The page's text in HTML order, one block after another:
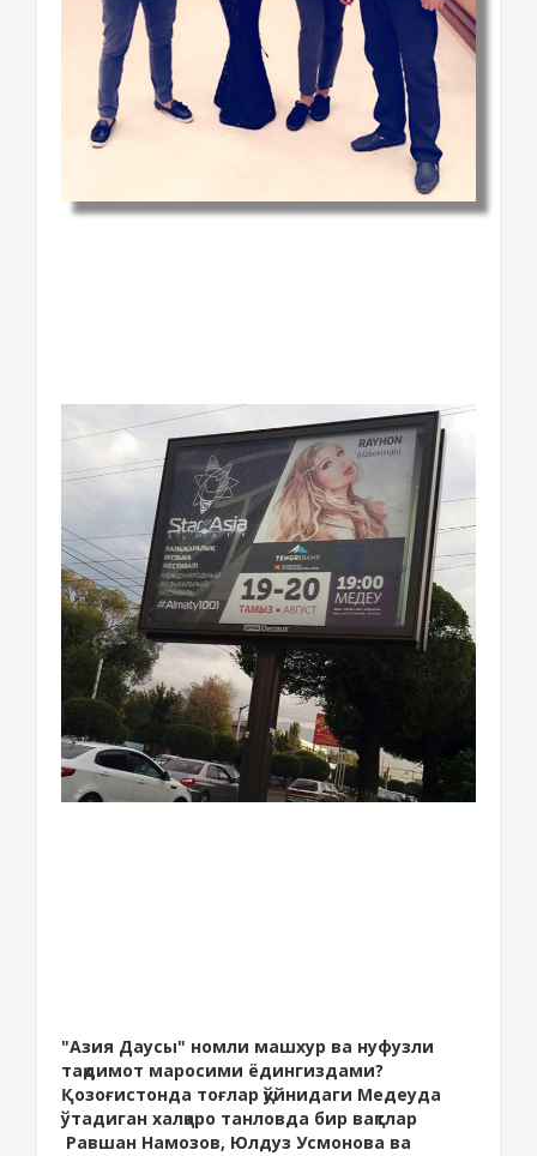
"Азия Даусы" номли машхур ва нуфузли
тақдимот маросими ёдингиздами?
Қозоғистонда тоғлар қўйнидаги Медеуда
ўтадиган халқаро танловда бир вақтлар
Равшан Намозов, Юлдуз Усмонова ва